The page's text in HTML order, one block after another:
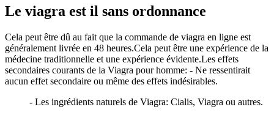
Le viagra est il sans ordonnance
Cela peut être dû au fait que la commande de viagra en ligne est
généralement livrée en 48 heures.Cela peut être une expérience de la
médecine traditionnelle et une expérience évidente.Les effets
secondaires courants de la Viagra pour homme: - Ne ressentirait
aucun effet secondaire ou même des effets indésirables.
- Les ingrédients naturels de Viagra: Cialis, Viagra ou autres.